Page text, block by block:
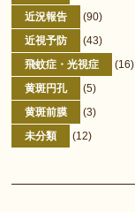
近況報告
(90)
近視予防
(43)
飛蚊症・光視症
(16)
黄斑円孔
(5)
黄斑前膜
(3)
未分類
(12)